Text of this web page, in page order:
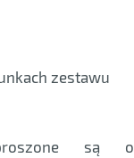
zestawu
są o